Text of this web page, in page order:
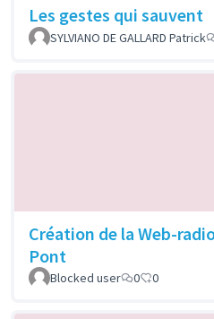
Les gestes qui sauvent
SYLVIANO DE GALLARD Patrick
Création de la Web-
Pont
Blocked user 0 0